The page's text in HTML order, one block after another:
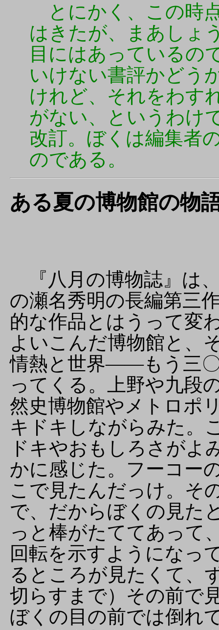
とにかく、この時
はきたが、まあしょ
目にはあっているの
いけない書評かどう
けれど、それをわす
がない、というわけ
改訂。ぼくは編集者
のである。
ある夏の博物館の物
『八月の博物誌』は
の瀬名秀明の長編第三
的な作品とはうって変
よいこんだ博物館と、
情熱と世界――もう三
ってくる。上野や九段
然史博物館やメトロポ
キドキしながらみた。
ドキやおもしろさがよ
かに感じた。フーコー
こで見たんだっけ。そ
で、だからぼくの見た
っと棒がたててあって
回転を示すようになっ
るところが見たくて、
切らすまで）その前で
ぼくの目の前では倒れ